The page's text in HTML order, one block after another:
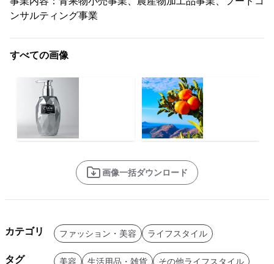
ンサルティング事業
すべての画像
画像一括ダウンロード
カテゴリ ファッション・美容 ライフスタイル
タグ 美容 生活用品・雑貨 その他ライフスタイル